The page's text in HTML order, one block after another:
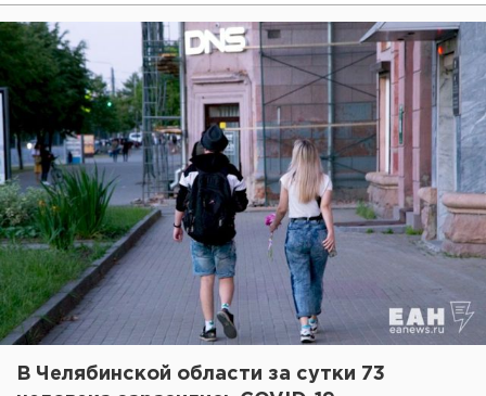
В Челябинской области за сутки 73